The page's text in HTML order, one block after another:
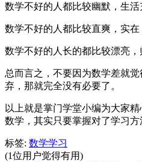
数学不好的人都比较幽默，生
数学不好的人都比较直爽，实在
数学不好的人长的都比较漂亮，
总而言之，不要因为数学差就
弃，那就完全没有必要了。
以上就是掌门学堂小编为大家
数学，其实只要掌握对了学习方
标签: 数学学习
(1位用户觉得有用)